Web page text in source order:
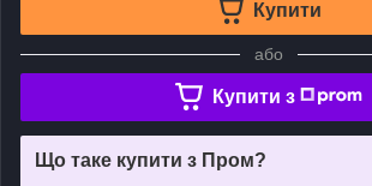
Купити
або
Купити з
Що таке купити з Пром?